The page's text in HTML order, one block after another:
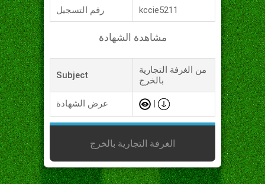
رقم التسجيل kccie5211
مشاهدة الشهادة
Subject
من الغرفة التجارية
بالخرج
عرض الشهادة
الغرفة التجارية بالخرج